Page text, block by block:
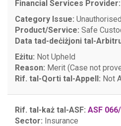
Financial Services Provider:
Category Issue:
Product/Service: Safe
Data tad-deċiżjoni tal-
Eżitu: Not Upheld
Reason: Merit (Case not
Rif. tal-Qorti tal-Appell: Not
Rif. tal-każ tal-ASF: ASF
Sector: Insurance